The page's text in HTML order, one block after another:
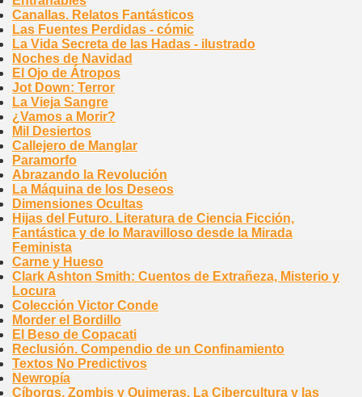
Canallas. Relatos Fantásticos
Las Fuentes Perdidas - cómic
La Vida Secreta de las Hadas - ilustrado
Noches de Navidad
El Ojo de Átropos
Jot Down: Terror
La Vieja Sangre
¿Vamos a Morir?
Mil Desiertos
Callejero de Manglar
Paramorfo
Abrazando la Revolución
La Máquina de los Deseos
Dimensiones Ocultas
Hijas del Futuro. Literatura de Ciencia Ficción,
Fantástica y de lo Maravilloso desde la Mirada
Feminista
Carne y Hueso
Clark Ashton Smith: Cuentos de Extrañeza, Misterio y
Locura
Colección Victor Conde
Morder el Bordillo
El Beso de Copacati
Reclusión. Compendio de un Confinamiento
Textos No Predictivos
Newropía
Cíborgs, Zombis y Quimeras. La Cibercultura y las